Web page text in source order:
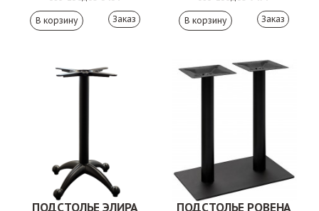
Заказ Заказ
ПОДСТОЛЬЕ ЭЛИРА ПОДСТОЛЬЕ РОВЕНА